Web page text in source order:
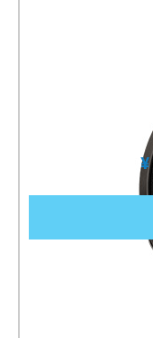
fēnix
蓝宝石玻
¥